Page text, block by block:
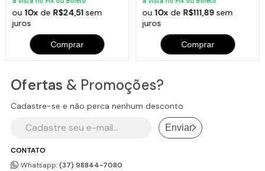
Código: 2168JAV
ou10x de R$24,51sem
juros
Comprar
ou10x de R$111,89sem
juros
Comprar
CONTATO
Whatsapp:(37) 98844-7080
Ofertas & Promoções?
Cadastre-se e não perca nenhum desconto
Enviar